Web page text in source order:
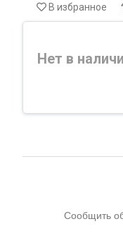
В избранное
Нет в
Сообщить